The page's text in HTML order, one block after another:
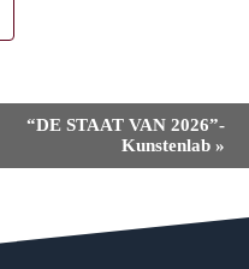
“DE STAAT VAN 2026”-
Kunstenlab »